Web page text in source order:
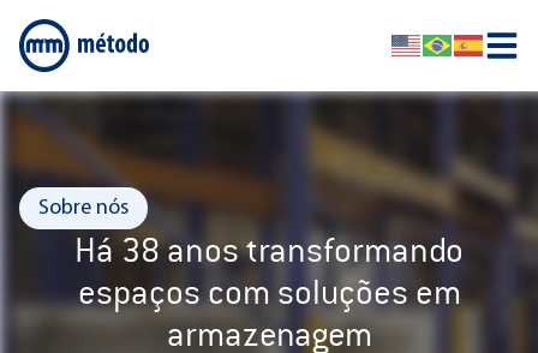
Sobre nós
Há 38 anos transformando
espaços com soluções em
armazenagem